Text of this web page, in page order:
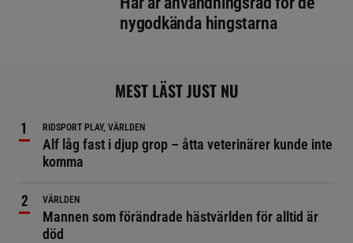
nygodkända hingstarna
MEST LÄST JUST NU
RIDSPORT PLAY, VÄRLDEN
Alf låg fast i djup grop – åtta veterinärer kunde inte
komma
VÄRLDEN
Mannen som förändrade hästvärlden för alltid är
död